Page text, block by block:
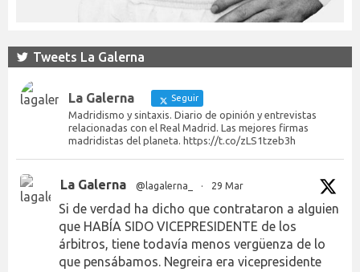
Tweets La Galerna
La Galerna Seguir
Madridismo y sintaxis. Diario de opinión y entrevistas
relacionadas con el Real Madrid. Las mejores firmas
madridistas del planeta. https://t.co/zLS1tzeb3h
La Galerna @lagalerna_ · 29 Mar
Si de verdad ha dicho que contrataron a alguien
que HABÍA SIDO VICEPRESIDENTE de los
árbitros, tiene todavía menos vergüenza de lo
que pensábamos. Negreira era vicepresidente